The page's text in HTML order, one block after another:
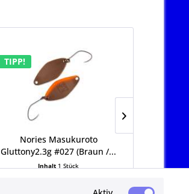
TIPP!
Nories Masukuroto
Gluttony2.3g #027 (Braun /...
Inhalt 1 Stück